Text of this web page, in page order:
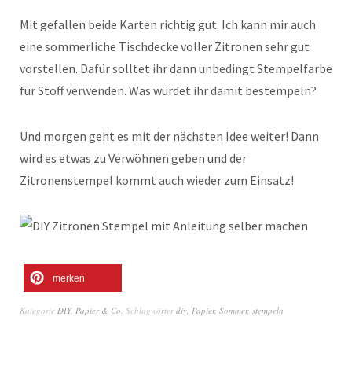
Mit gefallen beide Karten richtig gut. Ich kann mir auch
eine sommerliche Tischdecke voller Zitronen sehr gut
vorstellen. Dafür solltet ihr dann unbedingt Stempelfarbe
für Stoff verwenden. Was würdet ihr damit bestempeln?
Und morgen geht es mit der nächsten Idee weiter! Dann
wird es etwas zu Verwöhnen geben und der
Zitronenstempel kommt auch wieder zum Einsatz!
merken
Kategorie DIY, Papier & Co. Schlagwörterdiy, Papier, Sommer, stempeln